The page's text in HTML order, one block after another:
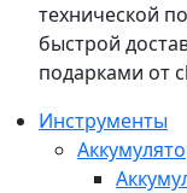
технической
быстрой
подарками от
Инструменты